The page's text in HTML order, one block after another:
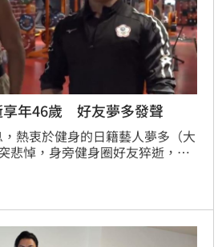
享年46歲 好友夢多發聲
熱衷於健身的日籍藝人夢多（大
悲悼，身旁健身圈好友猝逝，曬
。